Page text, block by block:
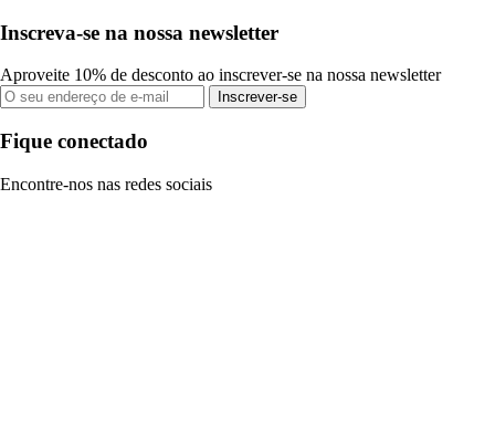
Inscreva-se na nossa newsletter
Aproveite 10% de desconto ao inscrever-se na nossa newsletter
Inscrever-se
Fique conectado
Encontre-nos nas redes sociais